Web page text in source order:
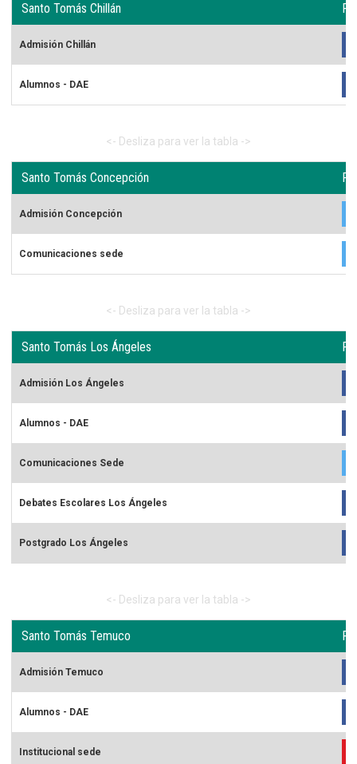
Santo Tomás Chillán
Admisión Chillán
Alumnos - DAE
Santo Tomás Concepción
Admisión Concepción
Comunicaciones sede
Santo Tomás Los Ángeles
Admisión Los Ángeles
Alumnos - DAE
Comunicaciones Sede
Debates Escolares Los Ángeles
Postgrado Los Ángeles
Santo Tomás Temuco
Admisión Temuco
Alumnos - DAE
Institucional sede